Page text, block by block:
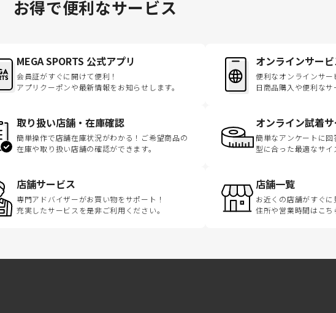
お得で便利なサービス
MEGA SPORTS 公式アプリ
会員証がすぐに開けて便利！
アプリクーポンや最新情報をお知らせします。
オンラインサー
便利なオンラインサ
日商品購入や便利なサ
取り扱い店舗・在庫確認
簡単操作で店舗在庫状況がわかる！ご希望商品の
在庫や取り扱い店舗の確認ができます。
オンライン試着
簡単なアンケートに
型に合った最適なサイ
店舗サービス
専門アドバイザーがお買い物をサポート！
充実したサービスを是非ご利用ください。
店舗一覧
お近くの店舗がすぐに
住所や営業時間はこち